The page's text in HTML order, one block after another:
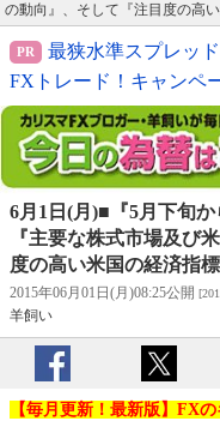
の動向』、そして『注目度の高
最狭水準スプレッ
FXトレード！キャンペ
6月1日(月)■『5月下旬
『主要な株式市場及び
度の高い米国の経済指
2015年06月01日(月)08:25公開
羊飼い
【毎月更新！最新版】FX